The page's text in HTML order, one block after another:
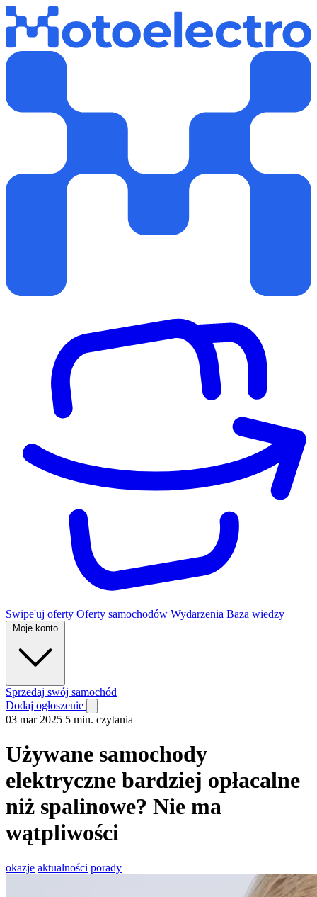
Swipe'uj oferty Oferty samochodów Wydarzenia Baza wiedzy
Moje konto
Sprzedaj swój samochód
Dodaj ogłoszenie
03 mar 2025 5 min. czytania
Używane samochody
elektryczne bardziej opłacalne
niż spalinowe? Nie ma
wątpliwości
okazje aktualności porady